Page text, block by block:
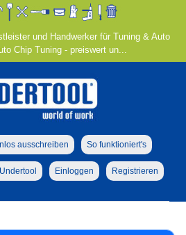
und Handwerker für Tuning & Auto
Chip Tuning - preiswert un...
ausschreiben So funktioniert's
Einloggen Registrieren